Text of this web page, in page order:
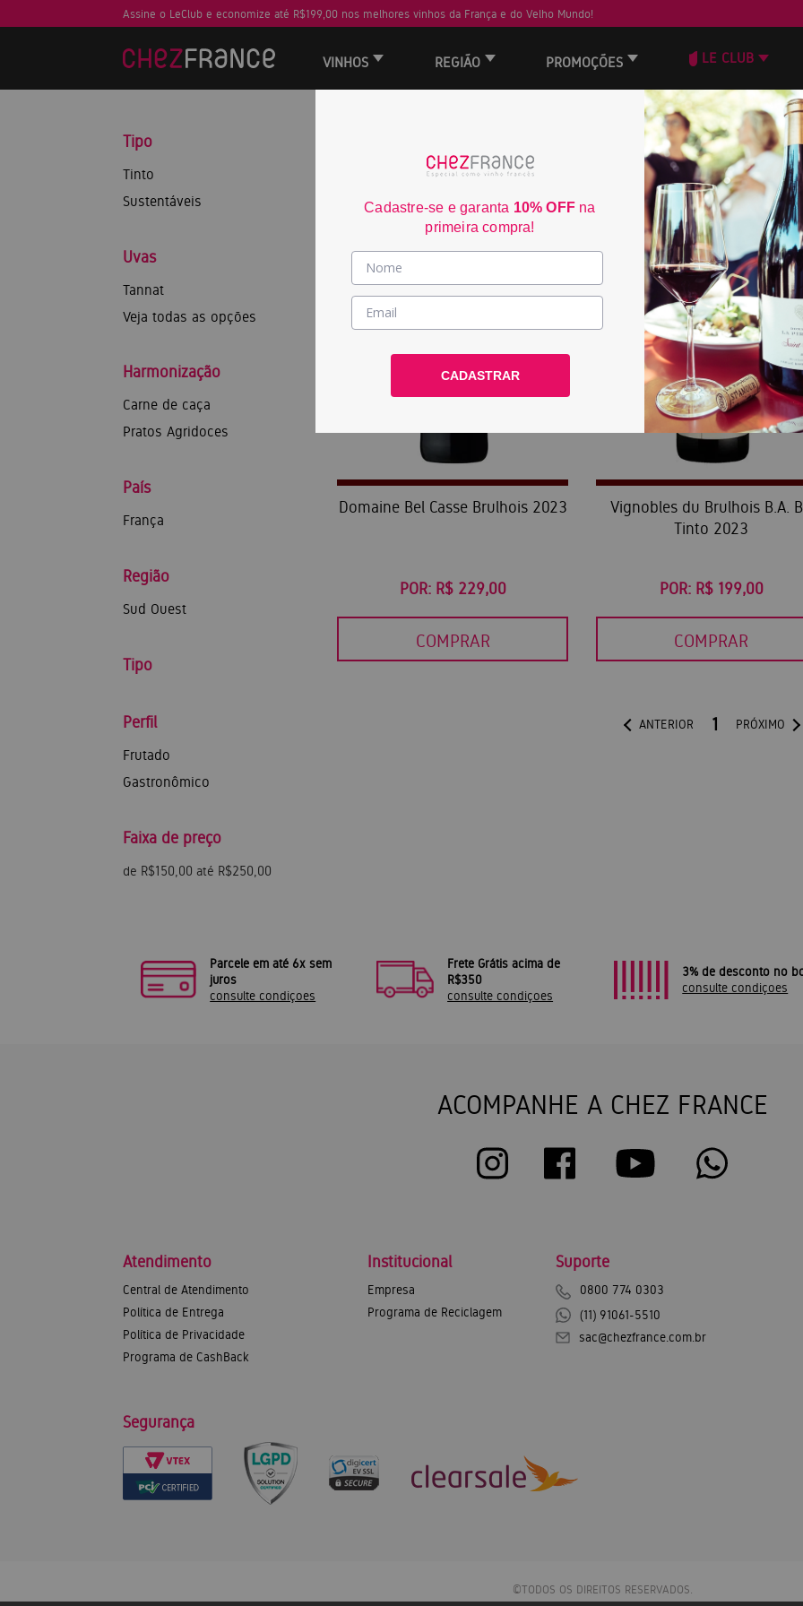
Assine o LeClub e economize até R$199,00 nos melhores vinhos da França e do Velho Mundo!
VINHOS REGIÃO PROMOÇÕES LE CLUB
Tipo
Tinto
Sustentáveis
Uvas
Tannat
Veja todas as opções
Harmonização
Carne de caça
Pratos Agridoces
País
França
Região
Sud Ouest
Tipo
Perfil
Frutado
Gastronômico
Faixa de preço
de R$150,00 até R$250,00
Domaine Bel Casse Brulhois 2023
POR: R$ 229,00
COMPRAR
Vignobles du Brulhois B.A.
Tinto 2023
POR: R$ 199,00
COMPRAR
ANTERIOR 1 PRÓXIMO
Parcele em até 6x sem
juros
consulte condiçoes
Frete Grátis acima de
R$350
consulte condiçoes
3% de desconto no
consulte condiçoes
ACOMPANHE A CHEZ FRANCE
Atendimento
Central de Atendimento
Política de Entrega
Política de Privacidade
Programa de CashBack
Institucional
Empresa
Programa de Reciclagem
Suporte
0800 774 0303
(11) 91061-5510
sac@chezfrance.com.br
Segurança
©TODOS OS DIREITOS RESERVADOS.
Cadastre-se e garanta 10% OFF na
primeira compra!
CADASTRAR